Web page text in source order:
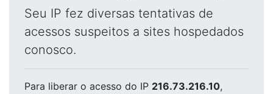
Seu IP fez diversas tentativas de
acessos suspeitos a sites hospedados
conosco.
Para liberar o acesso do IP 216.73.216.10,